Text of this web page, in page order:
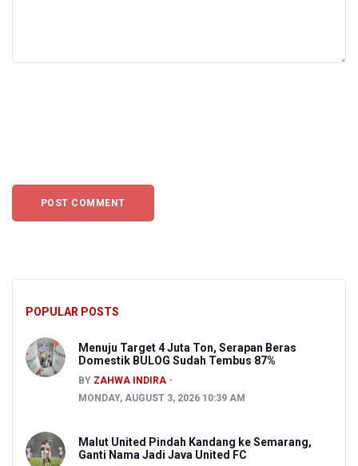
POPULAR POSTS
Menuju Target 4 Juta Ton, Serapan Beras
Domestik BULOG Sudah Tembus 87%
BY ZAHWA INDIRA
MONDAY, AUGUST 3, 2026 10:39 AM
Malut United Pindah Kandang ke Semarang,
Ganti Nama Jadi Java United FC